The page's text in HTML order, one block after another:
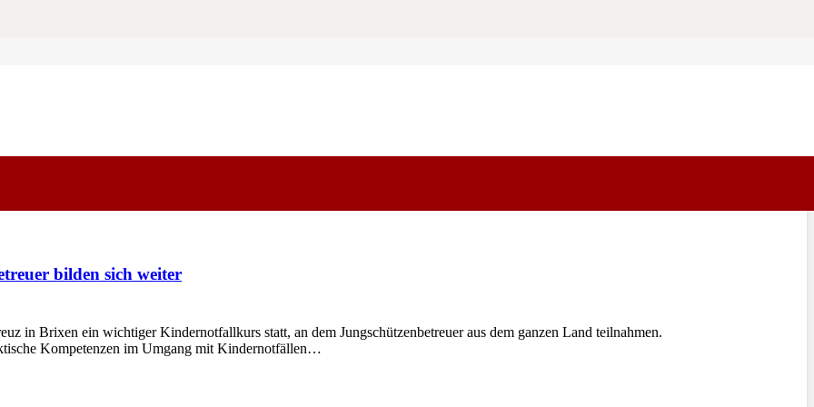
bilden sich weiter
in Brixen ein wichtiger Kindernotfallkurs statt, an dem Jungschützenbetreuer aus dem ganzen Land teilnahmen.
Kompetenzen im Umgang mit Kindernotfällen…